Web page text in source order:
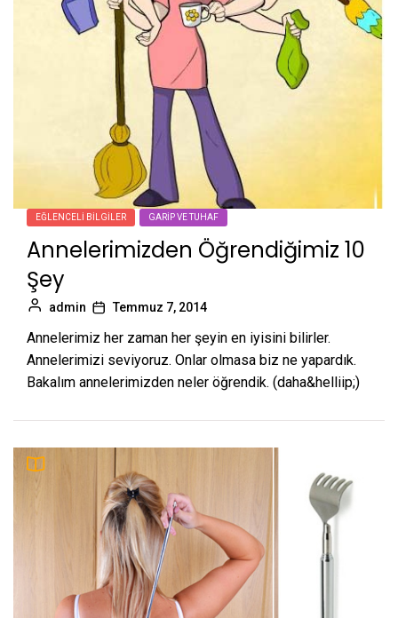
EĞLENCELI BILGILER GARIP VE TUHAF
Annelerimizden Öğrendiğimiz 10
Şey
admin Temmuz 7, 2014
Annelerimiz her zaman her şeyin en iyisini bilirler.
Annelerimizi seviyoruz. Onlar olmasa biz ne yapardık.
Bakalım annelerimizden neler öğrendik. (daha&helliip;)